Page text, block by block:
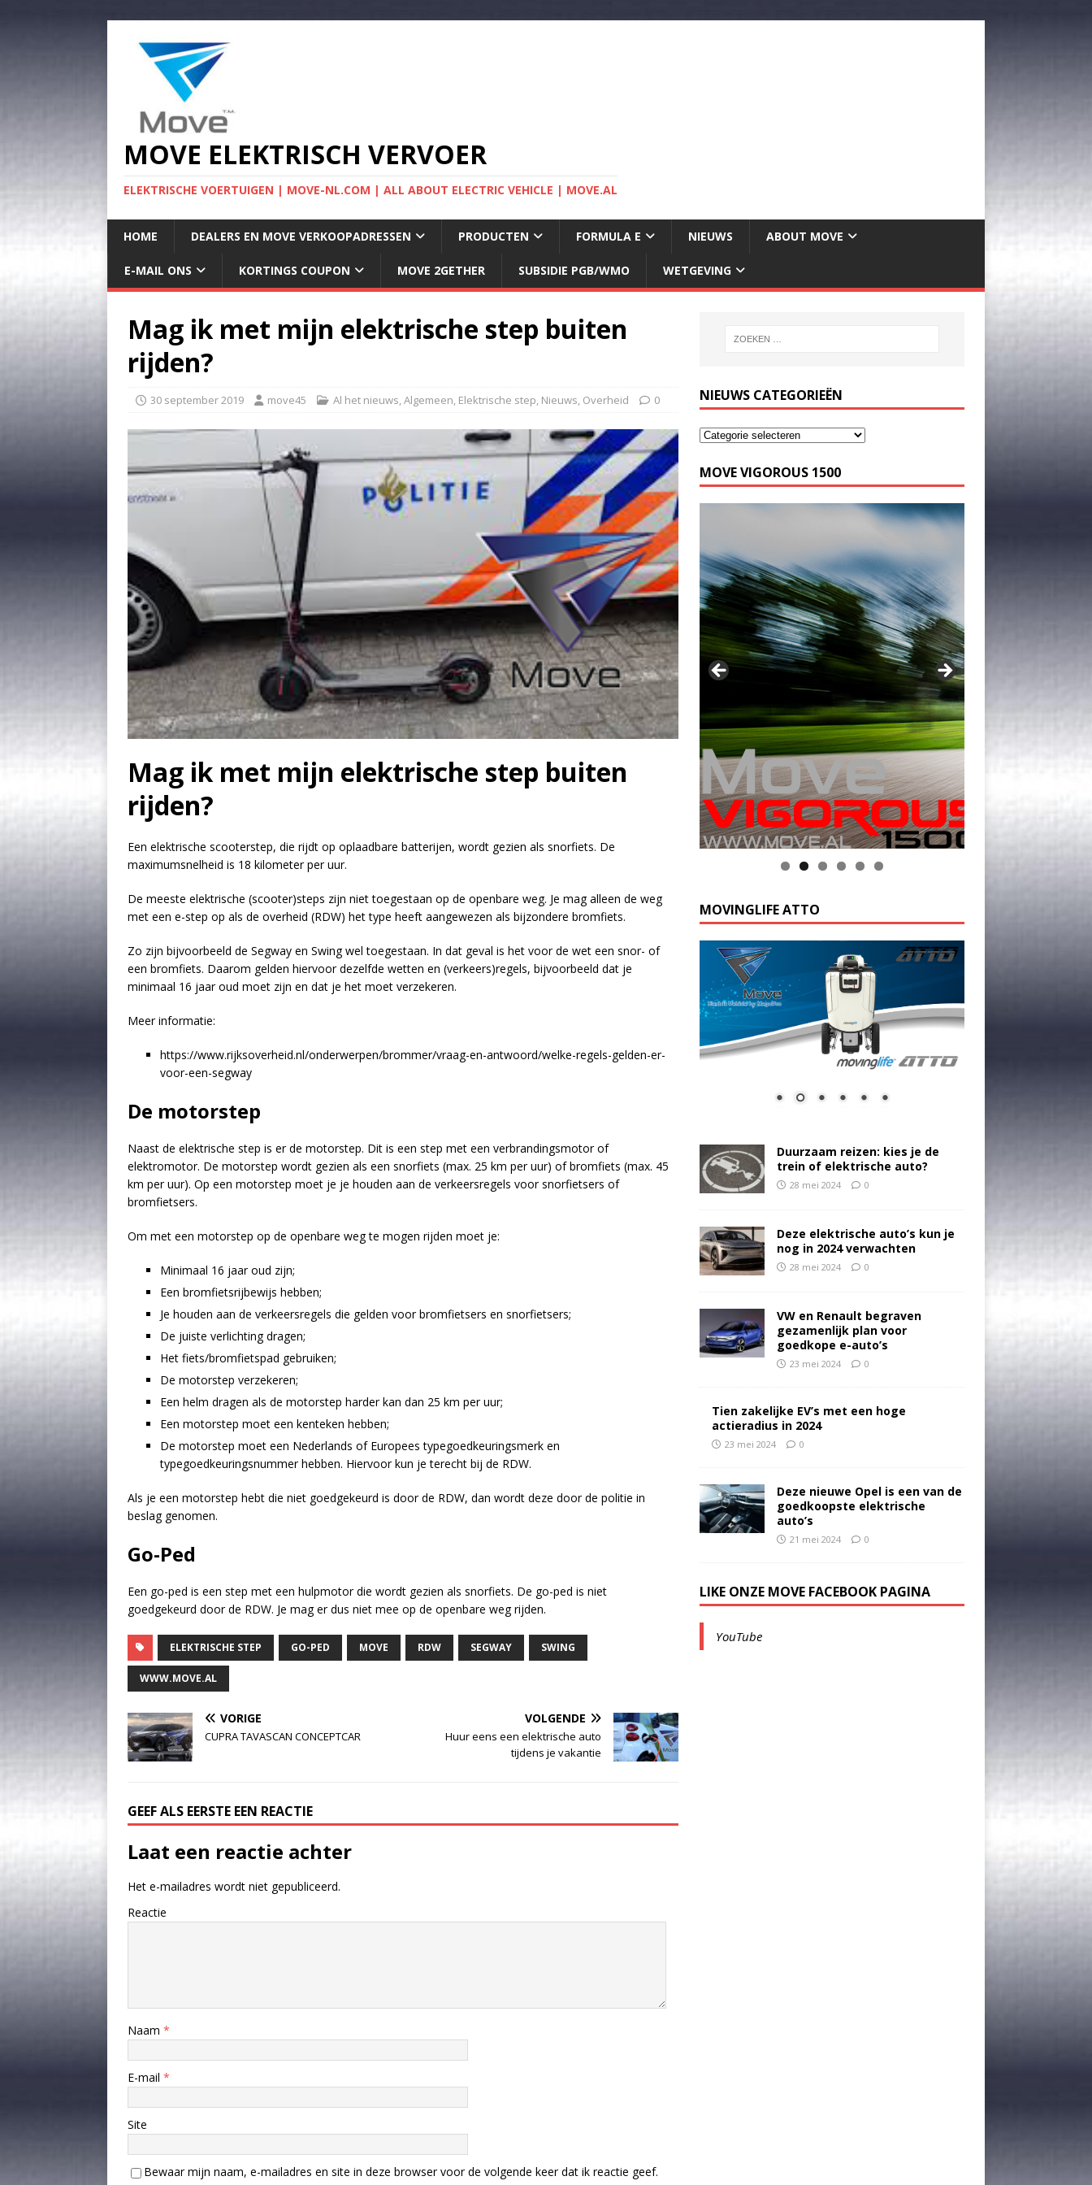
MOVE ELEKTRISCH VERVOER
ELEKTRISCHE VOERTUIGEN | MOVE-NL.COM | ALL ABOUT ELECTRIC VEHICLE | MOVE.AL
HOME DEALERS EN MOVE VERKOOPADRESSEN PRODUCTEN FORMULA E NIEUWS ABOUT MOVE
E-MAIL ONS KORTINGS COUPON MOVE 2GETHER SUBSIDIE PGB/WMO WETGEVING
Mag ik met mijn elektrische step buiten
rijden?
30 september 2019 move45 Al het nieuws,Algemeen, Elektrische step, Nieuws, Overheid 0
Mag ik met mijn elektrische step buiten
rijden?
Een elektrische scooterstep, die rijdt op oplaadbare batterijen, wordt gezien als snorfiets. De
maximumsnelheid is 18 kilometer per uur.
De meeste elektrische (scooter)steps zijn niet toegestaan op de openbare weg. Je mag alleen de weg
met een e-step op als de overheid (RDW) het type heeft aangewezen als bijzondere bromfiets.
Zo zijn bijvoorbeeld de Segway en Swing wel toegestaan. In dat geval is het voor de wet een snor- of
een bromfiets. Daarom gelden hiervoor dezelfde wetten en (verkeers)regels, bijvoorbeeld dat je
minimaal 16 jaar oud moet zijn en dat je het moet verzekeren.
Meer informatie:
https://www.rijksoverheid.nl/onderwerpen/brommer/vraag-en-antwoord/welke-regels-gelden-er-
voor-een-segway
De motorstep
Naast de elektrische step is er de motorstep. Dit is een step met een verbrandingsmotor of
elektromotor. De motorstep wordt gezien als een snorfiets (max. 25 km per uur) of bromfiets (max. 45
km per uur). Op een motorstep moet je je houden aan de verkeersregels voor snorfietsers of
bromfietsers.
Om met een motorstep op de openbare weg te mogen rijden moet je:
Minimaal 16 jaar oud zijn;
Een bromfietsrijbewijs hebben;
Je houden aan de verkeersregels die gelden voor bromfietsers en snorfietsers;
De juiste verlichting dragen;
Het fiets/bromfietspad gebruiken;
De motorstep verzekeren;
Een helm dragen als de motorstep harder kan dan 25 km per uur;
Een motorstep moet een kenteken hebben;
De motorstep moet een Nederlands of Europees typegoedkeuringsmerk en
typegoedkeuringsnummer hebben. Hiervoor kun je terecht bij de RDW.
Als je een motorstep hebt die niet goedgekeurd is door de RDW, dan wordt deze door de politie in
beslag genomen.
Go-Ped
Een go-ped is een step met een hulpmotor die wordt gezien als snorfiets. De go-ped is niet
goedgekeurd door de RDW. Je mag er dus niet mee op de openbare weg rijden.
ELEKTRISCHE STEP GO-PED MOVE RDW SEGWAY SWING
WWW.MOVE.AL
VORIGE
CUPRA TAVASCAN CONCEPTCAR
VOLGENDE
Huur eens een elektrische auto
tijdens je vakantie
GEEF ALS EERSTE EEN REACTIE
Laat een reactie achter
Het e-mailadres wordt niet gepubliceerd.
Reactie
Naam *
E-mail *
Site
Bewaar mijn naam, e-mailadres en site in deze browser voor de volgende keer dat ik reactie geef.
NIEUWS CATEGORIEËN
MOVE VIGOROUS 1500
MOVINGLIFE ATTO
Duurzaam reizen: kies je de
trein of elektrische auto?
28 mei 2024 0
Deze elektrische auto’s kun je
nog in 2024 verwachten
28 mei 2024 0
VW en Renault begraven
gezamenlijk plan voor
goedkope e-auto’s
23 mei 2024 0
Tien zakelijke EV’s met een hoge
actieradius in 2024
23 mei 2024 0
Deze nieuwe Opel is een van de
goedkoopste elektrische
auto’s
21 mei 2024 0
LIKE ONZE MOVE FACEBOOK PAGINA
YouTube